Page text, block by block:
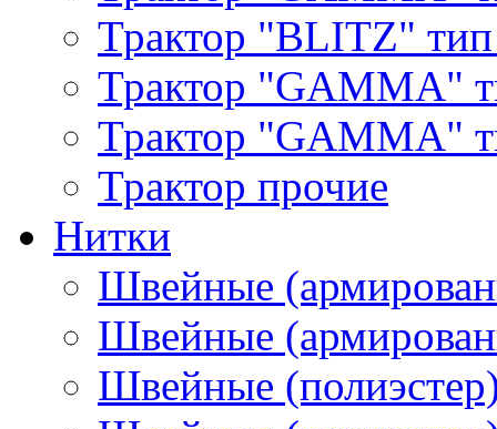
Трактор "BLITZ"
Трактор "GAMMA"
Трактор "GAMMA"
Трактор прочие
Нитки
Швейные
Швейные
Швейные